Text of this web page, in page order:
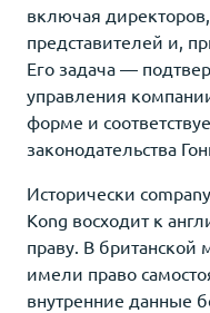
включая
представителей и,
Его задача —
управления
форме и
законодательства
Исторически
Kong восходит к
праву. В
имели право
внутренние данные